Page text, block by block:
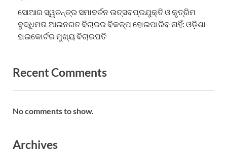
ସୋଆର ସ୍ୱତନ୍ତ୍ର ସମାବର୍ତନ ଉତ୍ସବପ୍ରଯୁକ୍ତି ଓ କୃତ୍ରିମ
ବୁଦ୍ଧିମତା ଆଇନଗତ ବିଚାରର ବିକଳ୍ପ ହୋଇପାରିବ ନାହିଁ: ଓଡ଼ିଶା
ହାଇକୋର୍ଟର ମୁଖ୍ୟ ବିଚାରପତି
Recent Comments
No comments to show.
Archives